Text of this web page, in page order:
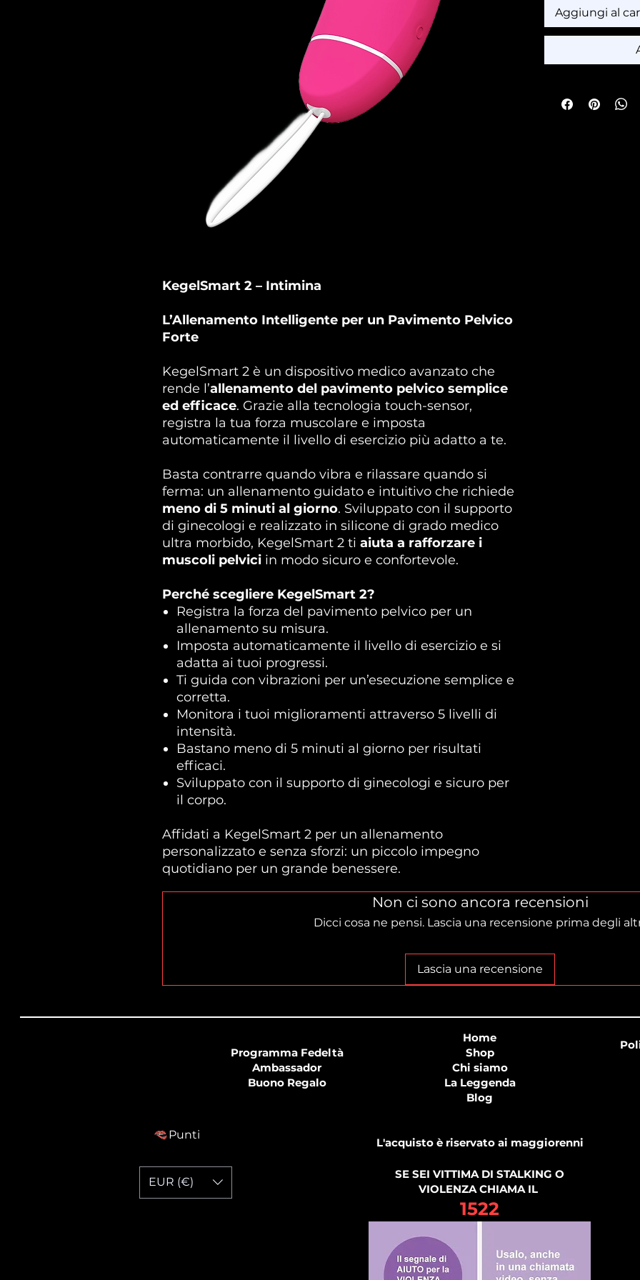
KegelSmart 2 – Intimina
L’Allenamento Intelligente per un Pavimento Pelvico
Forte
KegelSmart 2 è un dispositivo medico avanzato che
rende l’allenamento del pavimento pelvico semplice
ed efficace. Grazie alla tecnologia touch-sensor,
registra la tua forza muscolare e imposta
automaticamente il livello di esercizio più adatto a te.
Basta contrarre quando vibra e rilassare quando si
ferma: un allenamento guidato e intuitivo che richiede
meno di 5 minuti al giorno. Sviluppato con il supporto
di ginecologi e realizzato in silicone di grado medico
ultra morbido, KegelSmart 2 ti aiuta a rafforzare i
muscoli pelvici in modo sicuro e confortevole.
Perché scegliere KegelSmart 2?
Registra la forza del pavimento pelvico per un
allenamento su misura.
Imposta automaticamente il livello di esercizio e si
adatta ai tuoi progressi.
Ti guida con vibrazioni per un’esecuzione semplice e
corretta.
Monitora i tuoi miglioramenti attraverso 5 livelli di
intensità.
Bastano meno di 5 minuti al giorno per risultati
efficaci.
Sviluppato con il supporto di ginecologi e sicuro per
il corpo.
Affidati a KegelSmart 2 per un allenamento
personalizzato e senza sforzi: un piccolo impegno
quotidiano per un grande benessere.
Aggiungi al
Non ci sono ancora recensioni
Dicci cosa ne pensi. Lascia una recensione prima degli
Lascia una recensione
Programma Fedeltà
Ambassador
Buono Regalo
Punti
EUR (€)
Home
Shop
Chi siamo
La Leggenda
Blog
L'acquisto è riservato ai maggiorenni
SE SEI VITTIMA DI STALKING O
VIOLENZA CHIAMA IL
1522